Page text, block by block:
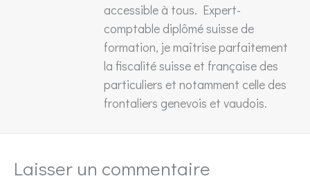
accessible à tous. Expert-
comptable diplômé suisse de
formation, je maîtrise parfaitement
la fiscalité suisse et française des
particuliers et notamment celle des
frontaliers genevois et vaudois.
Laisser un commentaire